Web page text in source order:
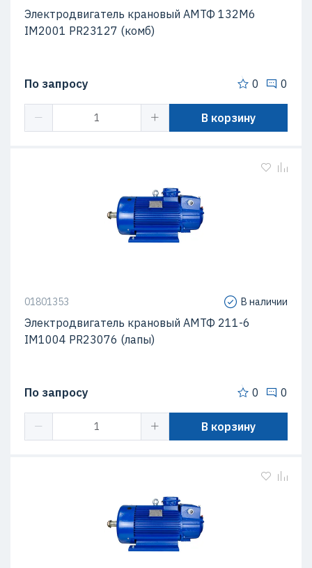
Электродвигатель крановый АМТФ 132М6
IM2001 PR23127 (комб)
По запросу 0 0
В корзину
01801353 В наличии
Электродвигатель крановый АМТФ 211-6
IM1004 PR23076 (лапы)
По запросу 0 0
В корзину